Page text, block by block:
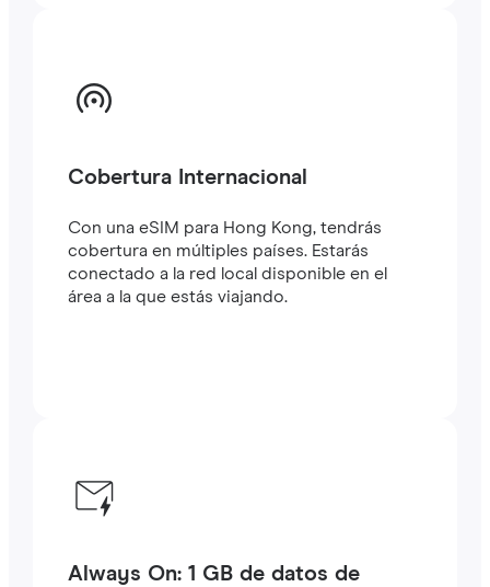
Cobertura Internacional
Con una eSIM para Hong Kong, tendrás
cobertura en múltiples países. Estarás
conectado a la red local disponible en el
área a la que estás viajando.
Always On: 1 GB de datos de